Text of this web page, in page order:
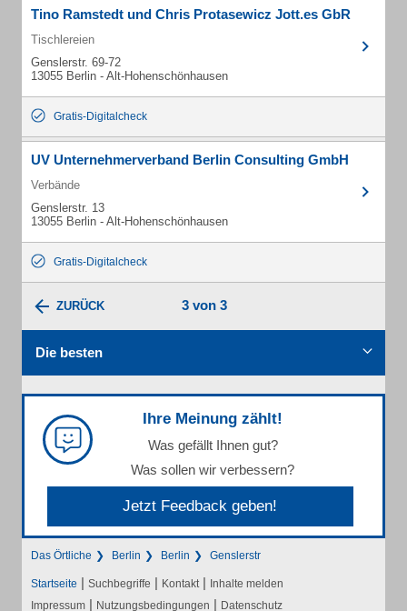
Tino Ramstedt und Chris Protasewicz Jott.es GbR
Tischlereien
Genslerstr. 69-72
13055 Berlin - Alt-Hohenschönhausen
Gratis-Digitalcheck
UV Unternehmerverband Berlin Consulting GmbH
Verbände
Genslerstr. 13
13055 Berlin - Alt-Hohenschönhausen
Gratis-Digitalcheck
ZURÜCK 3 von 3
Die besten
Ihre Meinung zählt!
Was gefällt Ihnen gut?
Was sollen wir verbessern?
Jetzt Feedback geben!
Das Örtliche Berlin Berlin Genslerstr
Startseite | Suchbegriffe | Kontakt | Inhalte melden
Impressum | Nutzungsbedingungen | Datenschutz